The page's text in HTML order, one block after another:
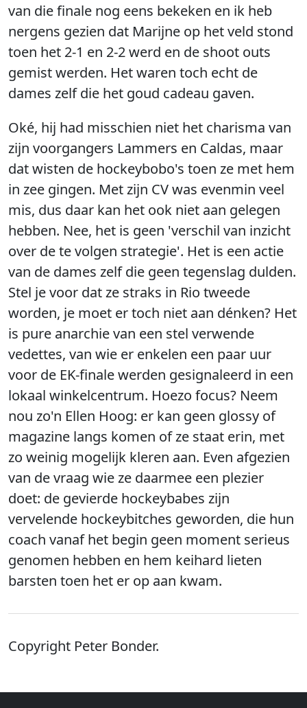
van die finale nog eens bekeken en ik heb
nergens gezien dat Marijne op het veld stond
toen het 2-1 en 2-2 werd en de shoot outs
gemist werden. Het waren toch echt de
dames zelf die het goud cadeau gaven.
Oké, hij had misschien niet het charisma van
zijn voorgangers Lammers en Caldas, maar
dat wisten de hockeybobo's toen ze met hem
in zee gingen. Met zijn CV was evenmin veel
mis, dus daar kan het ook niet aan gelegen
hebben. Nee, het is geen 'verschil van inzicht
over de te volgen strategie'. Het is een actie
van de dames zelf die geen tegenslag dulden.
Stel je voor dat ze straks in Rio tweede
worden, je moet er toch niet aan dénken? Het
is pure anarchie van een stel verwende
vedettes, van wie er enkelen een paar uur
voor de EK-finale werden gesignaleerd in een
lokaal winkelcentrum. Hoezo focus? Neem
nou zo'n Ellen Hoog: er kan geen glossy of
magazine langs komen of ze staat erin, met
zo weinig mogelijk kleren aan. Even afgezien
van de vraag wie ze daarmee een plezier
doet: de gevierde hockeybabes zijn
vervelende hockeybitches geworden, die hun
coach vanaf het begin geen moment serieus
genomen hebben en hem keihard lieten
barsten toen het er op aan kwam.
Copyright Peter Bonder.